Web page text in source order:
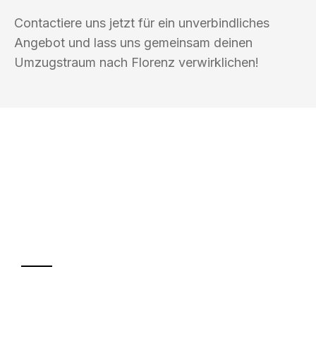
Contactiere uns jetzt für ein unverbindliches
Angebot und lass uns gemeinsam deinen
Umzugstraum nach Florenz verwirklichen!